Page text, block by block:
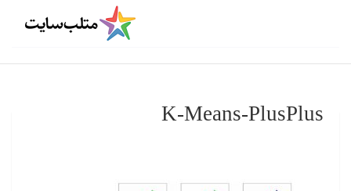
K-Means-PlusPlus